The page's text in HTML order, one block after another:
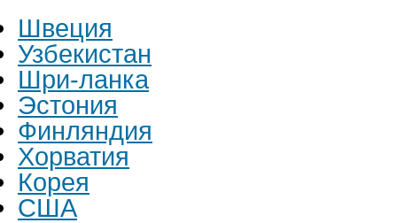
Швеция
Узбекистан
Шри-ланка
Эстония
Финляндия
Хорватия
Корея
США